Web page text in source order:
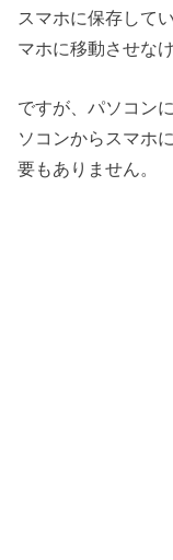
スマホに保存して
マホに移動させな
ですが、パソコン
ソコンからスマホ
要もありません。